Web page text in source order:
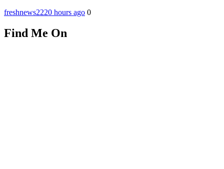
freshnews2220 hours ago 0
Find Me On